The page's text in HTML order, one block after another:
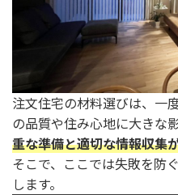
注文住宅の材料選びは、一
の品質や住み心地に大きな
重な準備と適切な情報収集
そこで、ここでは失敗を防
します。